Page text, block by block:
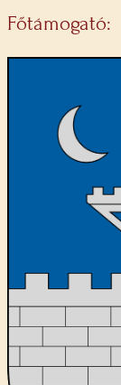
Főtámogató: